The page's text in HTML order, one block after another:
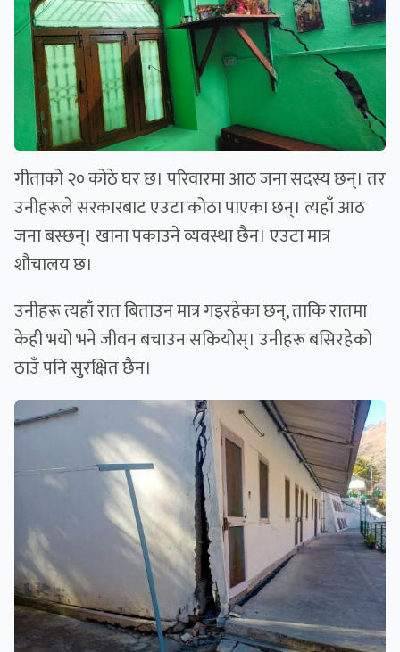
गीताको २० कोठे घर छ। परिवारमा आठ जना सदस्य छन्। तर
उनीहरूले सरकारबाट एउटा कोठा पाएका छन्। त्यहाँ आठ
जना बस्छन्। खाना पकाउने व्यवस्था छैन। एउटा मात्र
शौचालय छ।
उनीहरू त्यहाँ रात बिताउन मात्र गइरहेका छन्, ताकि रातमा
केही भयो भने जीवन बचाउन सकियोस्। उनीहरू बसिरहेको
ठाउँ पनि सुरक्षित छैन।